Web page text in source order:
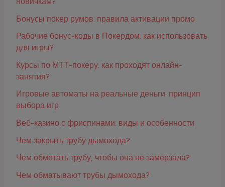
Бонусы покер румов: правила активации промо
Рабочие бонус-коды в Покердом: как использовать
для игры?
Курсы по МТТ-покеру: как проходят онлайн-
занятия?
Игровые автоматы на реальные деньги: принцип
выбора игр
Веб-казино с фриспинами: виды и особенности
Чем закрыть трубу дымохода?
Чем обмотать трубу, чтобы она не замерзала?
Чем обматывают трубы дымохода?